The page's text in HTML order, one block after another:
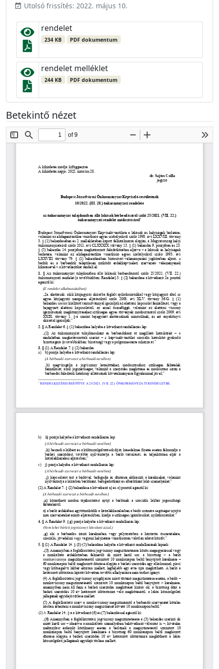
event_available Utolsó frissítés: 2022. május 10.
rendelet
234 KB PDF dokumentum
rendelet melléklet
244 KB PDF dokumentum
Betekintő nézet